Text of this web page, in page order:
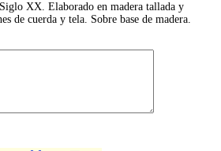
XX. Elaborado en madera tallada y
de cuerda y tela. Sobre base de madera.